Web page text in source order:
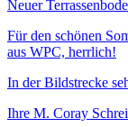
Neuer
Für den schönen
aus WPC, herrlich!
In der Bildstrecke
Ihre M. Coray